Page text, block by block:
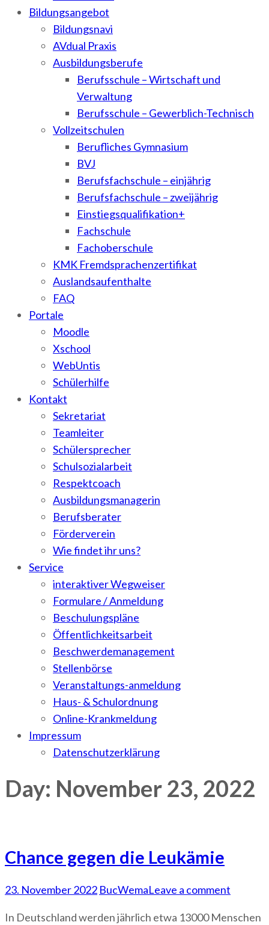
Bildungsangebot
Bildungsnavi
AVdual Praxis
Ausbildungsberufe
Berufsschule – Wirtschaft und
Verwaltung
Berufsschule – Gewerblich-Technisch
Vollzeitschulen
Berufliches Gymnasium
BVJ
Berufsfachschule – einjährig
Berufsfachschule – zweijährig
Einstiegsqualifikation+
Fachschule
Fachoberschule
KMK Fremdsprachenzertifikat
Auslandsaufenthalte
FAQ
Portale
Moodle
Xschool
WebUntis
Schülerhilfe
Kontakt
Sekretariat
Teamleiter
Schülersprecher
Schulsozialarbeit
Respektcoach
Ausbildungsmanagerin
Berufsberater
Förderverein
Wie findet ihr uns?
Service
interaktiver Wegweiser
Formulare / Anmeldung
Beschulungspläne
Öffentlichkeitsarbeit
Beschwerdemanagement
Stellenbörse
Veranstaltungs-anmeldung
Haus- & Schulordnung
Online-Krankmeldung
Impressum
Datenschutzerklärung
Day: November 23, 2022
Chance gegen die Leukämie
23. November 2022 BucWemaLeave a comment
In Deutschland werden jährlich etwa 13000 Menschen